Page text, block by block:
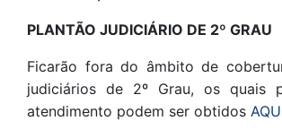
PLANTÃO JUDICIÁRIO DE 2º GRAU
Ficarão fora do âmbito de
judiciários de 2º Grau, os quais
atendimento podem ser obtidos